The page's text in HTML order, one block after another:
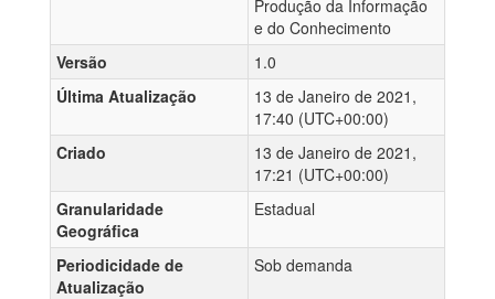
Produção da Informação
e do Conhecimento
Versão
1.0
Última Atualização
13 de Janeiro de 2021,
17:40 (UTC+00:00)
Criado
13 de Janeiro de 2021,
17:21 (UTC+00:00)
Granularidade
Geográfica
Estadual
Periodicidade de
Atualização
Sob demanda